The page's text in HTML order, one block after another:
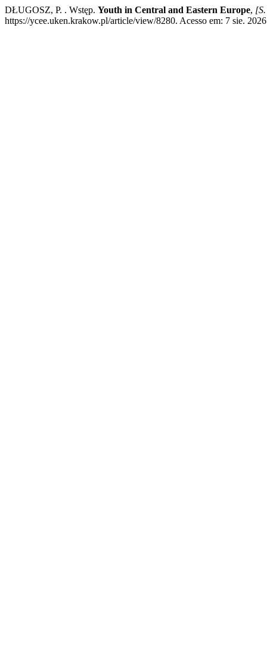
DŁUGOSZ, P. . Wstęp. Youth in Central and Eastern Europe,
https://ycee.uken.krakow.pl/article/view/8280. Acesso em: 7 sie.